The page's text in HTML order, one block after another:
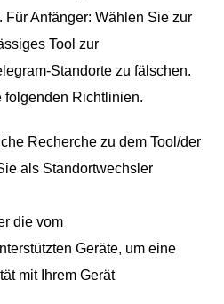
Für Anfänger: Wählen Sie zur
Tool zur
Standorte zu fälschen.
folgenden Richtlinien.
Recherche zu dem Tool/der
als Standortwechsler
die vom
Geräte, um eine
mit Ihrem Gerät